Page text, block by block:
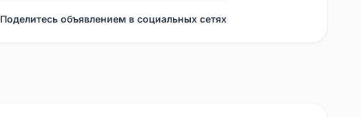
Поделитесь объявлением в социальных сетях